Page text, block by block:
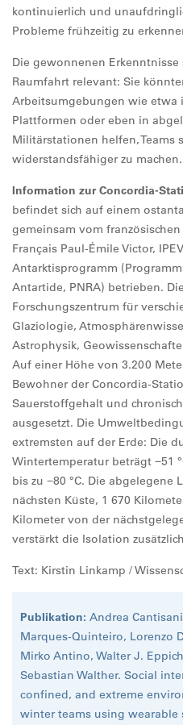
kontinuierlich und
Probleme frühzeitig zu
Die gewonnenen
Raumfahrt relevant: Sie
Arbeitsumgebungen wie etwa
Plattformen oder eben in
Militärstationen helfen, Teams
widerstandsfähiger zu machen.
Information zur Concordia-
befindet sich auf einem
gemeinsam vom
Français Paul-Émile Victor,
Antarktisprogramm
Antartide, PNRA) betrieben.
Forschungszentrum für
Glaziologie,
Astrophysik,
Auf einer Höhe von 3.200
Bewohner der Concordia-
Sauerstoffgehalt und
ausgesetzt. Die
extremsten auf der Erde: Die
Wintertemperatur beträgt −51
bis zu −80 °C. Die abgelegene
nächsten Küste, 1 670
Kilometer von der
verstärkt die Isolation
Text: Kirstin Linkamp /
Publikation: Andrea
Marques-Quinteiro, Lorenzo
Mirko Antino, Walter J.
Sebastian Walther. Social
confined, and extreme
winter teams using wearable